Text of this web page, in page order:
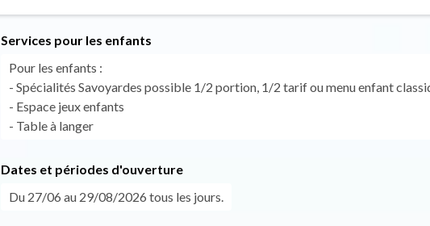
Services pour les enfants
Pour les enfants :
- Spécialités Savoyardes possible 1/2 portion, 1/2 tarif ou menu enfant
- Espace jeux enfants
- Table à langer
Dates et périodes d'ouverture
Du 27/06 au 29/08/2026 tous les jours.